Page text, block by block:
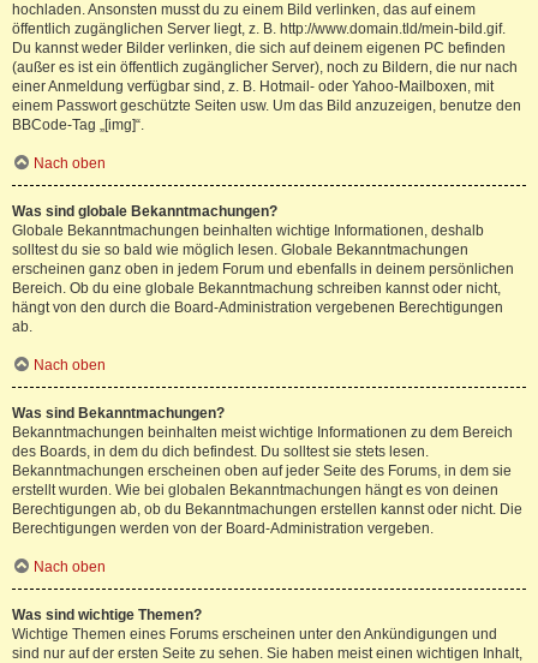
hochladen. Ansonsten musst du zu einem Bild verlinken, das auf einem
öffentlich zugänglichen Server liegt, z. B. http://www.domain.tld/mein-bild.gif.
Du kannst weder Bilder verlinken, die sich auf deinem eigenen PC befinden
(außer es ist ein öffentlich zugänglicher Server), noch zu Bildern, die nur nach
einer Anmeldung verfügbar sind, z. B. Hotmail- oder Yahoo-Mailboxen, mit
einem Passwort geschützte Seiten usw. Um das Bild anzuzeigen, benutze den
BBCode-Tag „[img]“.
Nach oben
Was sind globale Bekanntmachungen?
Globale Bekanntmachungen beinhalten wichtige Informationen, deshalb
solltest du sie so bald wie möglich lesen. Globale Bekanntmachungen
erscheinen ganz oben in jedem Forum und ebenfalls in deinem persönlichen
Bereich. Ob du eine globale Bekanntmachung schreiben kannst oder nicht,
hängt von den durch die Board-Administration vergebenen Berechtigungen
ab.
Nach oben
Was sind Bekanntmachungen?
Bekanntmachungen beinhalten meist wichtige Informationen zu dem Bereich
des Boards, in dem du dich befindest. Du solltest sie stets lesen.
Bekanntmachungen erscheinen oben auf jeder Seite des Forums, in dem sie
erstellt wurden. Wie bei globalen Bekanntmachungen hängt es von deinen
Berechtigungen ab, ob du Bekanntmachungen erstellen kannst oder nicht. Die
Berechtigungen werden von der Board-Administration vergeben.
Nach oben
Was sind wichtige Themen?
Wichtige Themen eines Forums erscheinen unter den Ankündigungen und
sind nur auf der ersten Seite zu sehen. Sie haben meist einen wichtigen Inhalt,